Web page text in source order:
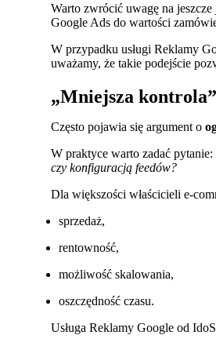
Warto zwrócić uwagę na
Google Ads do wartości
W przypadku usługi Reklamy
uważamy, że takie podejście
„Mniejsza
Często pojawia się argument o
W praktyce warto zadać pytanie:
czy konfiguracją feedów?
Dla większości właścicieli e-
sprzedaż,
rentowność,
możliwość skalowania,
oszczędność czasu.
Usługa Reklamy Google od